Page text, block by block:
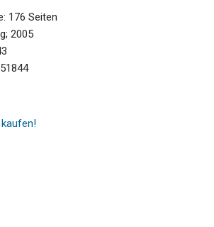
176 Seiten
2005